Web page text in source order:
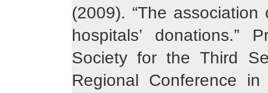
(2009). “The
hospitals’ donations.”
Society for the Third
Regional Conference